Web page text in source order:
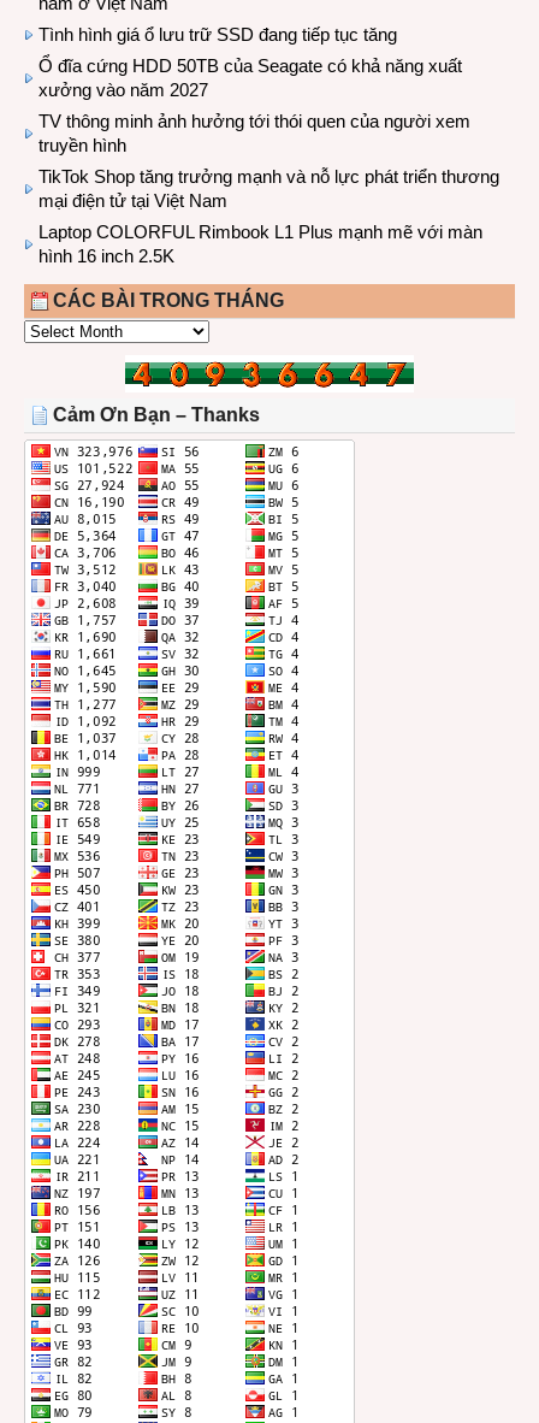
Tình hình giá ổ lưu trữ SSD đang tiếp tục tăng
Ổ đĩa cứng HDD 50TB của Seagate có khả năng xuất
xưởng vào năm 2027
TV thông minh ảnh hưởng tới thói quen của người xem
truyền hình
TikTok Shop tăng trưởng mạnh và nỗ lực phát triển thương
mại điện tử tại Việt Nam
Laptop COLORFUL Rimbook L1 Plus mạnh mẽ với màn
hình 16 inch 2.5K
CÁC BÀI TRONG THÁNG
CÁC
THÁNG
Cảm Ơn Bạn – Thanks